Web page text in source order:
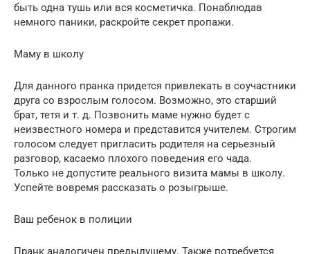
быть одна тушь или вся косметичка. Понаблюдав
немного паники, раскройте секрет пропажи.
Маму в школу
Для данного пранка придется привлекать в соучастники
друга со взрослым голосом. Возможно, это старший
брат, тетя и т. д. Позвонить маме нужно будет с
неизвестного номера и представится учителем. Строгим
голосом следует пригласить родителя на серьезный
разговор, касаемо плохого поведения его чада.
Только не допустите реального визита мамы в школу.
Успейте вовремя рассказать о розыгрыше.
Ваш ребенок в полиции
Пранк аналогичен предыдущему. Также потребуется